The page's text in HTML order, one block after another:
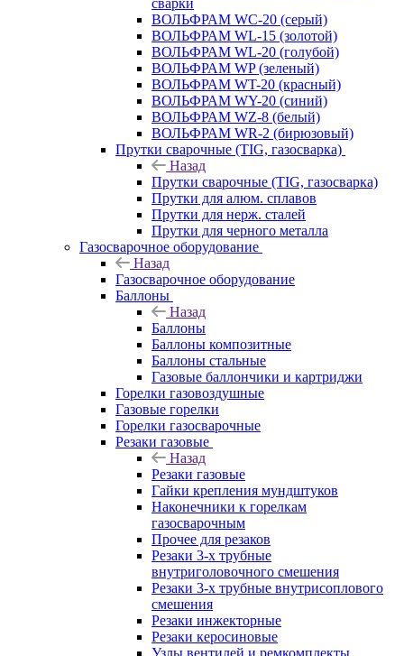
сварки
ВОЛЬФРАМ WC-20 (серый)
ВОЛЬФРАМ WL-15 (золотой)
ВОЛЬФРАМ WL-20 (голубой)
ВОЛЬФРАМ WP (зеленый)
ВОЛЬФРАМ WT-20 (красный)
ВОЛЬФРАМ WY-20 (синий)
ВОЛЬФРАМ WZ-8 (белый)
ВОЛЬФРАМ WR-2 (бирюзовый)
Прутки сварочные (TIG, газосварка)
Назад
Прутки сварочные (TIG, газосварка)
Прутки для алюм. сплавов
Прутки для нерж. сталей
Прутки для черного металла
Газосварочное оборудование
Назад
Газосварочное оборудование
Баллоны
Назад
Баллоны
Баллоны композитные
Баллоны стальные
Газовые баллончики и картриджи
Горелки газовоздушные
Газовые горелки
Горелки газосварочные
Резаки газовые
Назад
Резаки газовые
Гайки крепления мундштуков
Наконечники к горелкам
газосварочным
Прочее для резаков
Резаки 3-х трубные
внутриголовочного смешения
Резаки 3-х трубные внутрисоплового
смешения
Резаки инжекторные
Резаки керосиновые
Узлы вентилей и ремкомплекты